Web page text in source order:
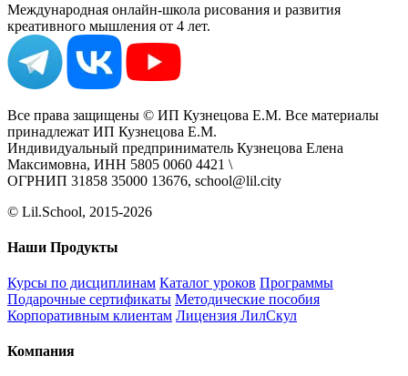
Международная онлайн-школа рисования и развития
креативного мышления от 4 лет.
Все права защищены © ИП Кузнецова Е.М. Все материалы
принадлежат ИП Кузнецова Е.М.
Индивидуальный предприниматель Кузнецова Елена
Максимовна, ИНН 5805 0060 4421 \
ОГРНИП 31858 35000 13676, school@lil.city
© Lil.School, 2015‐2026
Наши Продукты
Курсы по дисциплинам Каталог уроков Программы
Подарочные сертификаты Методические пособия
Корпоративным клиентам Лицензия ЛилСкул
Компания